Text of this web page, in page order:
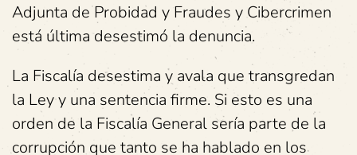
Adjunta de Probidad y Fraudes y Cibercrimen
está última desestimó la denuncia.
La Fiscalía desestima y avala que transgredan
la Ley y una sentencia firme. Si esto es una
orden de la Fiscalía General sería parte de la
corrupción que tanto se ha hablado en los